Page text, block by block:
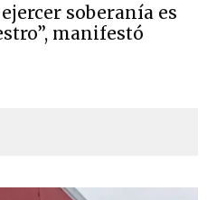
soberanía es
manifestó